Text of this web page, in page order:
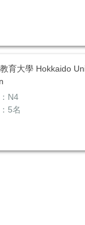
育大學 Hokkaido
N4
5名